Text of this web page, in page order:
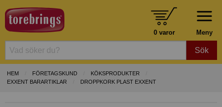
Meny
0 varor
Sök
HEM FÖRETAGSKUND
KÖKSPRODUKTER
EXXENT BARARTIKLAR
DROPPKORK PLAST EXXENT